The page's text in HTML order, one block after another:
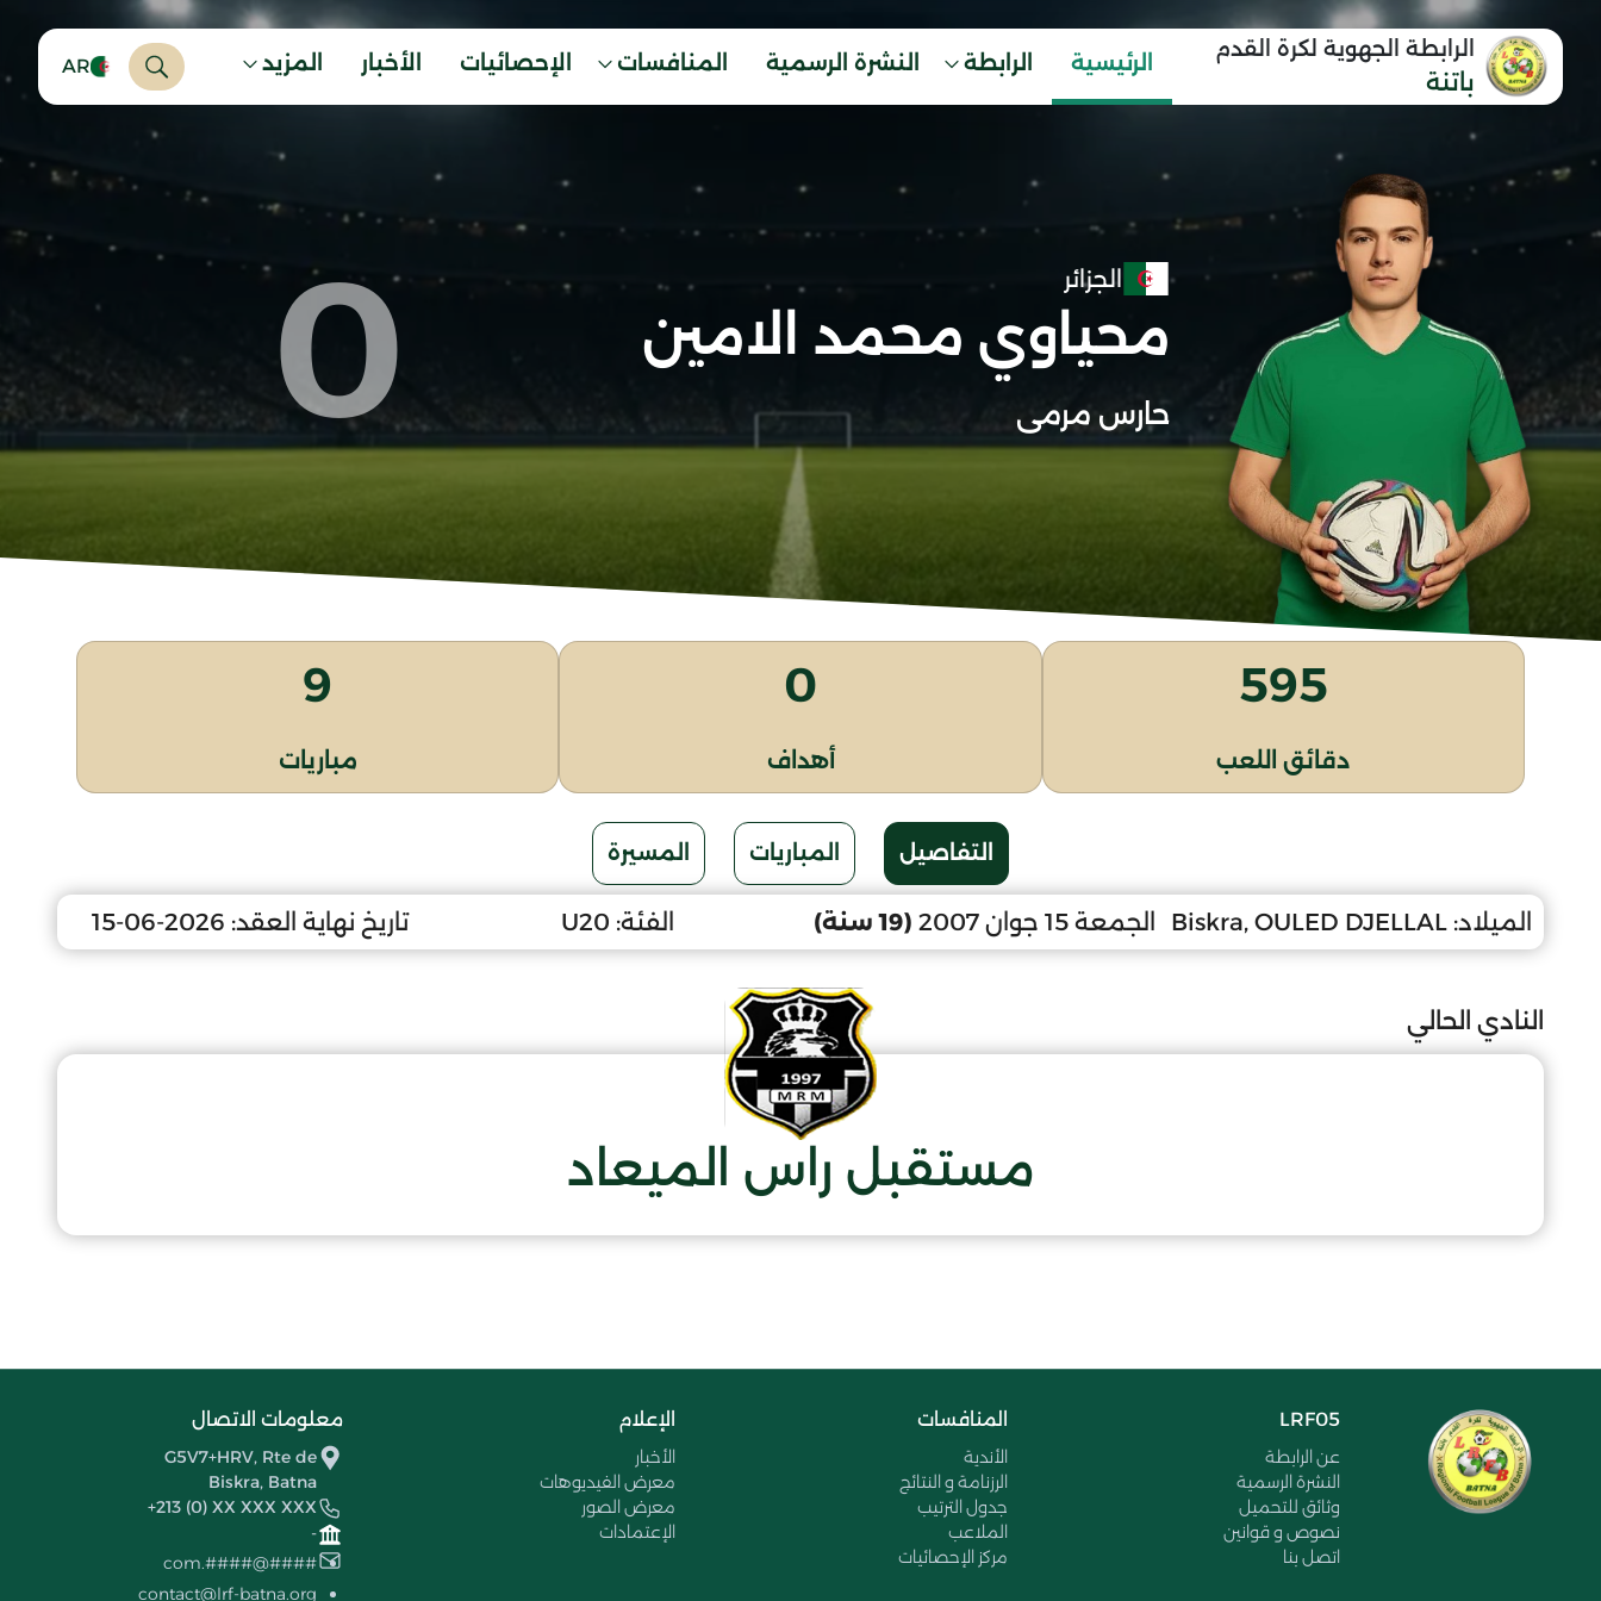
الرابطة الجهوية لكرة القدم
باتنة
الرئيسية الرابطة النشرة الرسمية المنافسات الإحصائيات الأخبار المزيد AR
الجزائر
محياوي محمد الامين
حارس مرمى 0
595
دقائق اللعب
0
أهداف
9
مباريات
التفاصيل المباريات المسيرة
الميلاد: Biskra, OULED DJELLAL الجمعة 15 جوان 2007 (19 سنة) الفئة: U20 تاريخ نهاية العقد: 2026-06-15
النادي الحالي
مستقبل راس الميعاد
LRF05
عن الرابطة
النشرة الرسمية
وثائق للتحميل
نصوص و قوانين
اتصل بنا
المنافسات
الأندية
الرزنامة و النتائج
جدول الترتيب
الملاعب
مركز الإحصائيات
الإعلام
الأخبار
معرض الفيديوهات
معرض الصور
الإعتمادات
معلومات الاتصال
G5V7+HRV, Rte de
Biskra, Batna
+213 (0) XX XXX XXX
-
####@####.com
contact@lrf-batna.org